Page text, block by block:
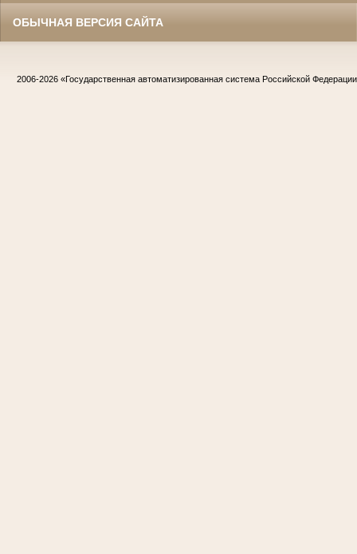
ОБЫЧНАЯ ВЕРСИЯ САЙТА
2006-2026 «Государственная автоматизированная система Российской